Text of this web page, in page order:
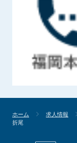
ホーム 求人情報
折尾